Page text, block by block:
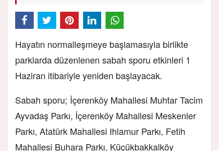
Hayatın normalleşmeye başlamasıyla birlikte
parklarda düzenlenen sabah sporu etkinleri 1
Haziran itibariyle yeniden başlayacak.
Sabah sporu; İçerenköy Mahallesi Muhtar Tacim
Ayvadaş Parkı, İçerenköy Mahallesi Meskenler
Parkı, Atatürk Mahallesi Ihlamur Parkı, Fetih
Mahallesi Buhara Parkı, Küçükbakkalköy